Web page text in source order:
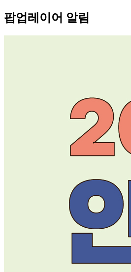
팝업레이어 알림